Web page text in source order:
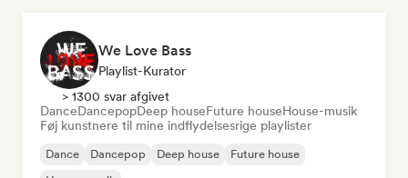
We Love Bass
Playlist-Kurator
> 1300 svar afgivet
DanceDancepopDeep houseFuture houseHouse-musik
Føj kunstnere til mine indflydelsesrige playlister
Dance Dancepop Deep house
Future house